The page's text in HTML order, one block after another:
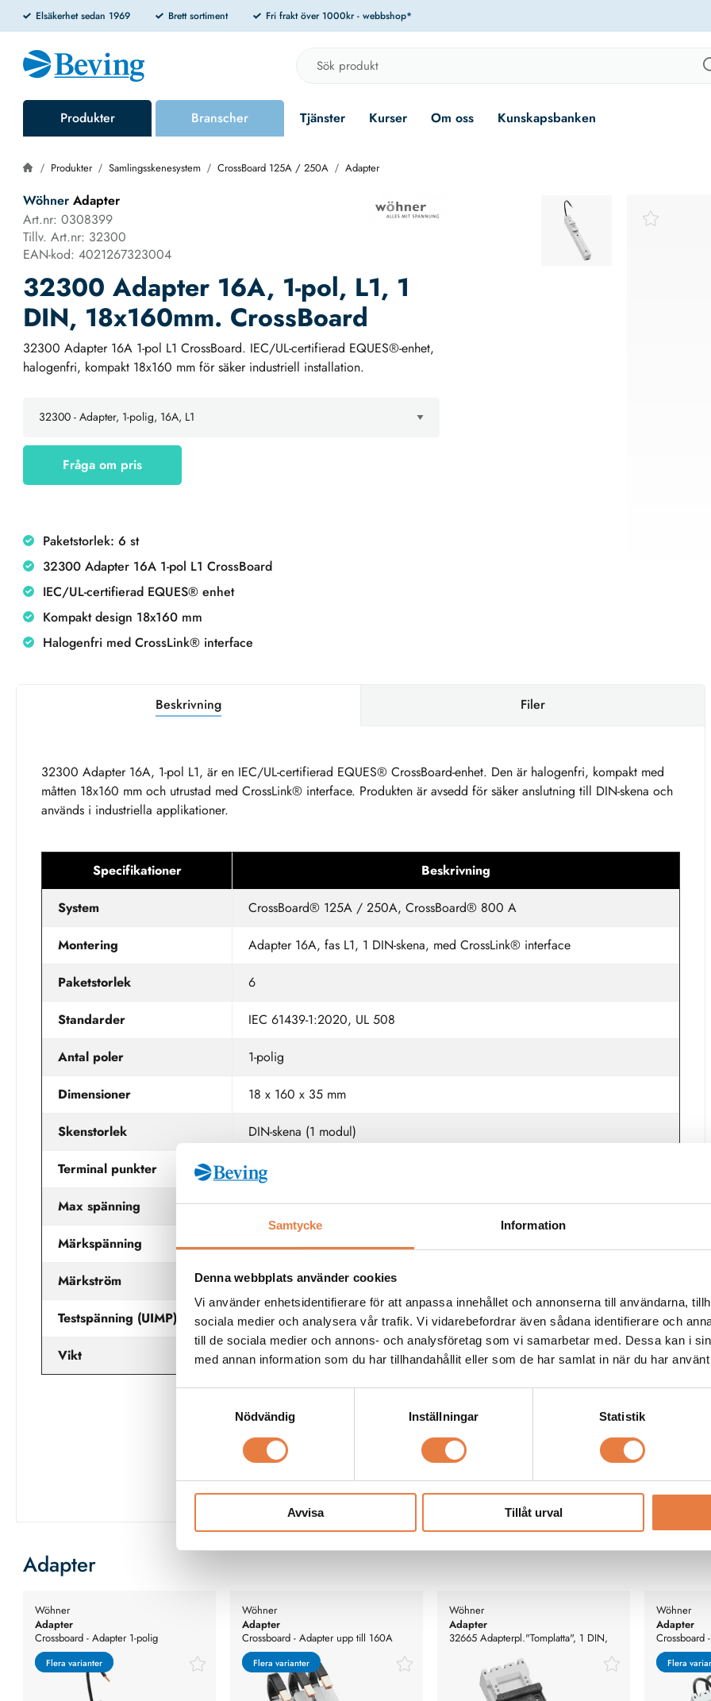
Samtycke Information
Denna webbplats använder cookies
Vi använder enhetsidentifierare för att anpassa innehållet och annonserna till användarna,
sociala medier och analysera vår trafik. Vi vidarebefordrar även sådana identifierare och
till de sociala medier och annons- och analysföretag som vi samarbetar med. Dessa kan i
med annan information som du har tillhandahållit eller som de har samlat in när du har
Nödvändig
Inställningar Statistik
Avvisa Tillåt urval
Elsäkerhet sedan 1969 Brett sortiment Fri frakt över 1000kr - webbshop*
Produkter Branscher Tjänster Kurser Om oss Kunskapsbanken
Produkter Samlingsskenesystem CrossBoard 125A / 250A Adapter
Wöhner Adapter
Art.nr: 0308399
Tillv. Art.nr: 32300
EAN-kod: 4021267323004
32300 Adapter 16A, 1-pol, L1, 1
DIN, 18x160mm. CrossBoard
32300 Adapter 16A 1-pol L1 CrossBoard. IEC/UL-certifierad EQUES®-enhet,
halogenfri, kompakt 18x160 mm för säker industriell installation.
Fråga om pris
Paketstorlek: 6 st
32300 Adapter 16A 1-pol L1 CrossBoard
IEC/UL-certifierad EQUES® enhet
Kompakt design 18x160 mm
Halogenfri med CrossLink® interface
Beskrivning Filer
32300 Adapter 16A, 1-pol L1, är en IEC/UL-certifierad EQUES® CrossBoard-enhet. Den är halogenfri, kompakt med
måtten 18x160 mm och utrustad med CrossLink® interface. Produkten är avsedd för säker anslutning till DIN-skena och
används i industriella applikationer.
Specifikationer Beskrivning
System CrossBoard® 125A / 250A, CrossBoard® 800 A
Montering Adapter 16A, fas L1, 1 DIN-skena, med CrossLink® interface
Paketstorlek 6
Standarder IEC 61439-1:2020, UL 508
Antal poler 1-polig
Dimensioner 18 x 160 x 35 mm
Skenstorlek DIN-skena (1 modul)
Terminal punkter Ledare AWG 14 (2,5 mm²), avskalning 10 mm
Max spänning 800 V AC isolationsspänning
Märkspänning 690 V AC (IEC), 600 V AC (UL)
Märkström 16 A
Testspänning (UIMP) 6 kV
Vikt 60 g
Se fullständiga specifikationer
Adapter
Flera varianter
Flera varianter
Wöhner
Adapter
Crossboard - Adapter 1-polig
Flera varianter
Flera varianter
Wöhner
Adapter
Crossboard - Adapter upp till 160A
Wöhner
Adapter
32665 Adapterpl."Tomplatta", 1 DIN,
Flera
Flera
Wöhner
Adapter
Crossboard